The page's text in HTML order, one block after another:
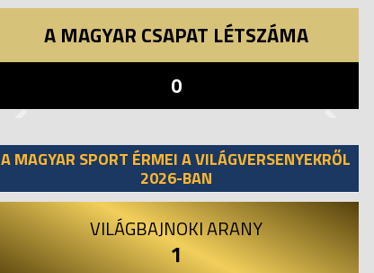
A MAGYAR CSAPAT LÉTSZÁMA
0
A MAGYAR SPORT ÉRMEI A VILÁGVERSENYEKRŐL
2026-BAN
VILÁGBAJNOKI ARANY
1